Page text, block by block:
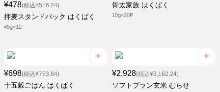
¥478(税込¥516.24)
押麦スタンドパック はくばく
45g×12
骨太家族 はくばく
10g×20P
¥698(税込¥753.84)
十五穀ごはん はくばく
¥2,928(税込¥3,162.24)
ソフトブラン玄米 むらせ